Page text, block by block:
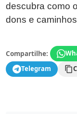
descubra como
dons e
Compartilhe:
Telegram